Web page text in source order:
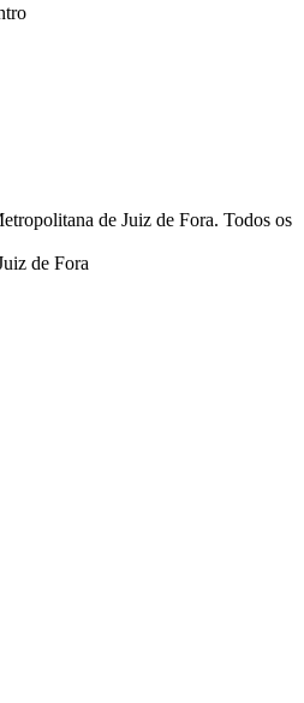
de Juiz de Fora. Todos os